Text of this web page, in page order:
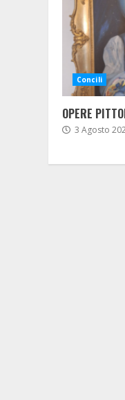
Concili
OPERE
3 Agosto